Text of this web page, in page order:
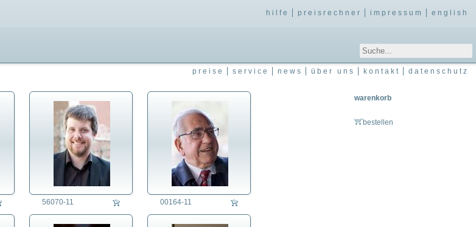
hilfe preisrechner impressum english
preise service news über uns kontakt datenschutz
warenkorb
bestellen
56070-11 00164-11